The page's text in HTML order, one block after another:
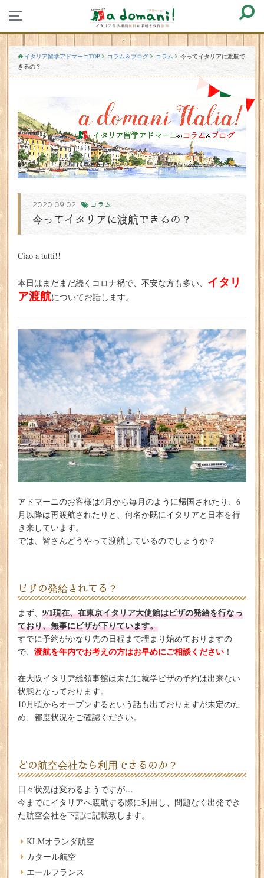
イタリア留学アドマーニTOP コラム＆ブログ コラム
今ってイタリアに渡航で
きるの？
2020.09.02 コラム
今ってイタリアに渡航できるの？
Ciao a tutti!!
本日はまだまだ続くコロナ禍で、不安な方も多い、 イタリ
ア渡航についてお話します。
アドマーニのお客様は4月から毎月のように帰国されたり、6
月以降は再渡航されたりと、何名か既にイタリアと日本を行
き来しています。
では、皆さんどうやって渡航しているのでしょうか？
ビザの発給されてる？
まず、 9/1現在、在東京イタリア大使館はビザの発給を行なっ
ており、無事にビザが下りています。
すでに予約がかなり先の日程まで埋まり始めておりますの
で、 渡航を年内でお考えの方はお早めにご相談ください ！
在大阪イタリア総領事館は未だに就学ビザの予約は出来ない
状態となっております。
10月頃からオープンするという話も出ておりますが未定のた
め、都度状況をご確認ください。
どの航空会社なら利用できるのか？
日々状況は変わるようですが…
今までにイタリアへ渡航する際に利用し、問題なく出発でき
た航空会社を下記に記載致します。
KLMオランダ航空
カタール航空
エールフランス